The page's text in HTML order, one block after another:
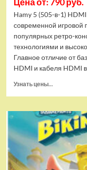
Hamy 5 (505-в-1)
современной игровой
популярных ретро-
технологиями и
Главное отличие от
HDMI и кабеля HDMI
Узнать цены...
Игровая
приставка
Hamy
5
(505-
в-1)
HDMI